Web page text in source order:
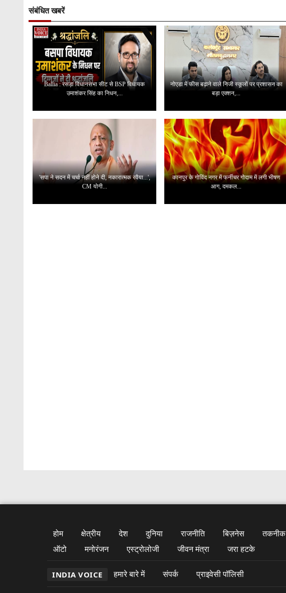
संबंधित खबरें
Ballia : रसड़ा विधानसभा सीट से BSP विधायक
उमाशंकर सिंह का निधन,...
नोएडा में फीस बढ़ाने वाले निजी स्कूलों पर प्रशासन का
बड़ा एक्शन,...
'सपा ने सदन में चर्चा नहीं होने दी, नकारात्मक रवैया...',
CM योगी...
कानपुर के गोविंद नगर में फर्नीचर गोदाम में लगी भीषण
आग, दमकल...
होम क्षेत्रीय देश दुनिया राजनीति बिज़नेस तकनीक
ऑटो
मनोरंजन एस्ट्रोलोजी जीवन मंत्रा जरा हटके
INDIA VOICE हमारे बारे में संपर्क प्राइवेसी पॉलिसी